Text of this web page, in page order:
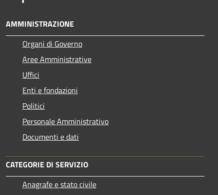
AMMINISTRAZIONE
Organi di Governo
Aree Amministrative
Uffici
Enti e fondazioni
Politici
Personale Amministrativo
Documenti e dati
CATEGORIE DI SERVIZIO
Anagrafe e stato civile